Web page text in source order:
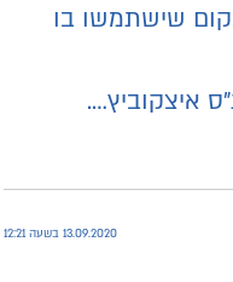
שישתמשו בו
איצקוביץ….
13.09.2020 בשעה 12:21